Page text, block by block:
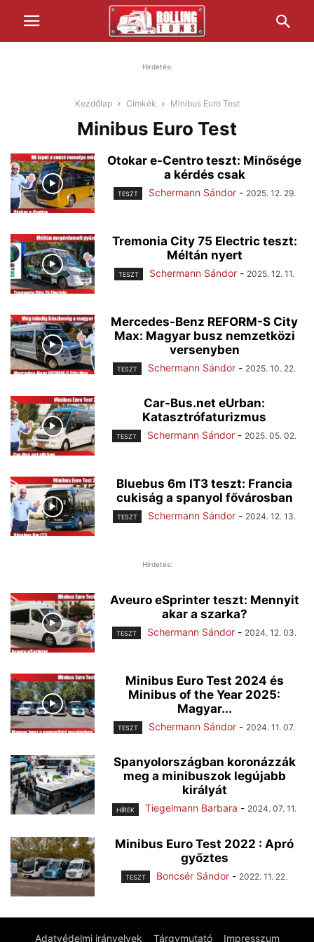
Hirdetés:
Kezdőlap Címkék Minibus Euro Test
Minibus Euro Test
Otokar e-Centro teszt: Minősége
a kérdés csak
TESZT Schermann Sándor - 2025. 12. 29.
Tremonia City 75 Electric teszt:
Méltán nyert
TESZT Schermann Sándor - 2025. 12. 11.
Mercedes-Benz REFORM-S City
Max: Magyar busz nemzetközi
versenyben
TESZT Schermann Sándor - 2025. 10. 22.
Car-Bus.net eUrban:
Katasztrófaturizmus
TESZT Schermann Sándor - 2025. 05. 02.
Bluebus 6m IT3 teszt: Francia
cukiság a spanyol fővárosban
TESZT Schermann Sándor - 2024. 12. 13.
Hirdetés:
Aveuro eSprinter teszt: Mennyit
akar a szarka?
TESZT Schermann Sándor - 2024. 12. 03.
Minibus Euro Test 2024 és
Minibus of the Year 2025:
Magyar...
TESZT Schermann Sándor - 2024. 11. 07.
Spanyolországban koronázzák
meg a minibuszok legújabb
királyát
HÍREK Tiegelmann Barbara - 2024. 07. 11.
Minibus Euro Test 2022 : Apró
győztes
TESZT Boncsér Sándor - 2022. 11. 22.
Adatvédelmi irányelvek Tárgymutató Impresszum